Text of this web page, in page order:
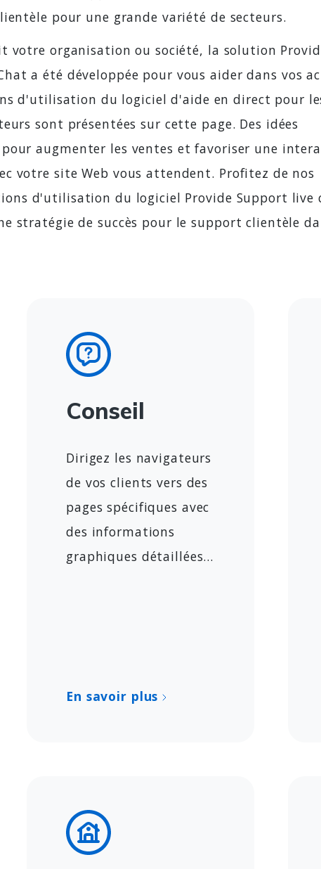
pour une grande variété de secteurs.
votre organisation ou société, la solution
a été développée pour vous aider dans vos
d'utilisation du logiciel d'aide en direct pour
sont présentées sur cette page. Des idées
augmenter les ventes et favoriser une
votre site Web vous attendent. Profitez de nos
d'utilisation du logiciel Provide Support live
stratégie de succès pour le support clientèle
Conseil
Dirigez les navigateurs
de vos clients vers des
pages spécifiques avec
des informations
graphiques détaillées...
En savoir plus